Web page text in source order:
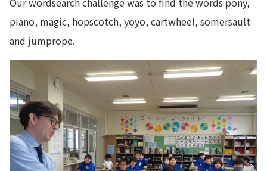
piano, magic, hopscotch, yoyo, cartwheel, somersault
and jumprope.